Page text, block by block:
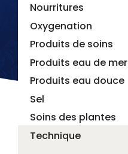
Nourritures
Oxygenation
Produits de soins
Produits eau de mer
Produits eau douce
Sel
Soins des plantes
Technique